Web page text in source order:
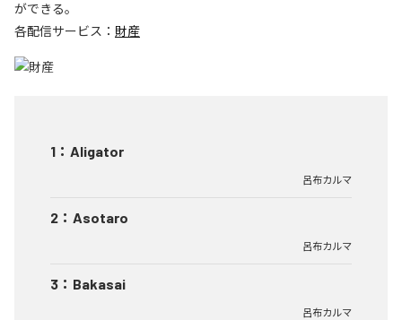
ができる。
各配信サービス： 財産
1 ： Aligator
呂布カルマ
2 ： Asotaro
呂布カルマ
3 ： Bakasai
呂布カルマ